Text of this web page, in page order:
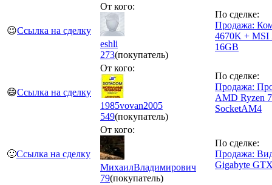
😉Ссылка на сделку
От кого:
eshli
273(покупатель)
По сделке:
Продажа:
4670K + MSI
16GB
😄Ссылка на сделку
От кого:
1985vovan2005
549(покупатель)
По сделке:
Продажа:
AMD Ryzen
SocketAM4
🙂Ссылка на сделку
От кого:
МихаилВладимирович
79(покупатель)
По сделке:
Продажа:
Gigabyte